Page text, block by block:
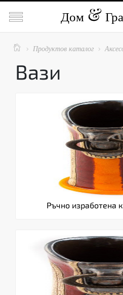
 Дом
  Продуктов каталог 
Вази
Ръчно изработена